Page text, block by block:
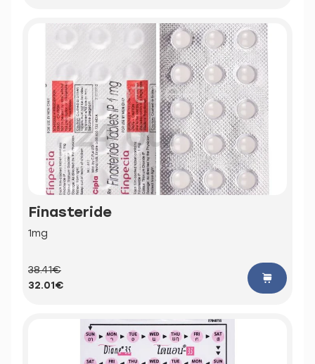
Finasteride
1mg
38.41€
32.01€